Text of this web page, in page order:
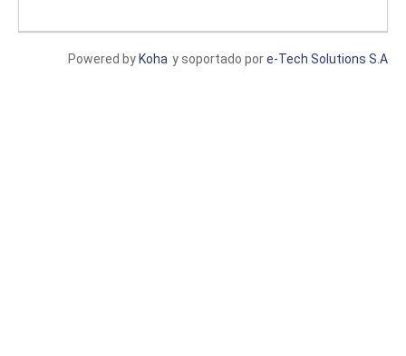
y soportado pore-Tech Solutions S.A
Powered by Koha